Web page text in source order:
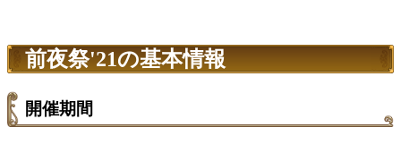
前夜祭'21の基本情報
開催期間